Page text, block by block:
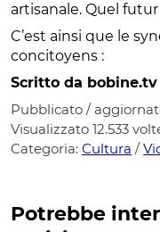
artisanale. Quel
C’est ainsi que le
concitoyens :
Scritto da bobine.tv
Pubblicato /
Visualizzato 12.533
Categoria: Cultura /
Potrebbe